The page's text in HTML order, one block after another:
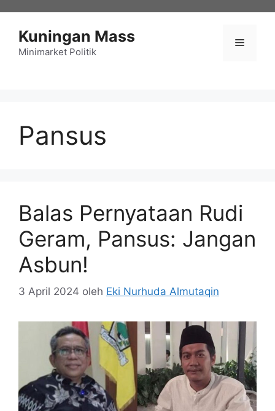
Kuningan Mass
Minimarket Politik
Menu
Pansus
Balas Pernyataan Rudi
Geram, Pansus: Jangan
Asbun!
3 April 2024 oleh Eki Nurhuda Almutaqin